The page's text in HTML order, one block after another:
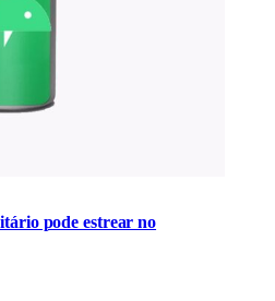
pode estrear no